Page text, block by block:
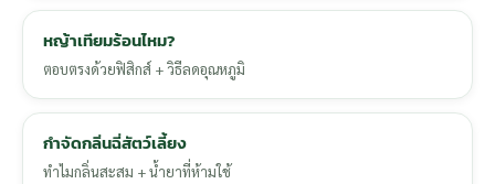
หญ้าเทียมร้อนไหม?
ตอบตรงด้วยฟิสิกส์ + วิธีลดอุณหภูมิ
กำจัดกลิ่นฉี่สัตว์เลี้ยง
ทำไมกลิ่นสะสม + น้ำยาที่ห้ามใช้